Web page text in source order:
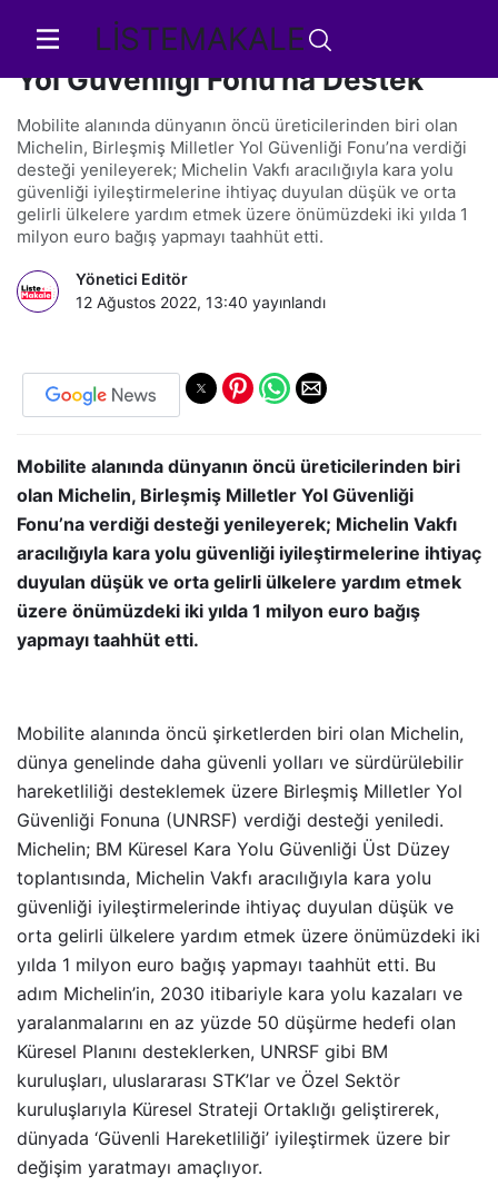
LİSTEMAKALE
Michelin’den, Birleşmiş Milletler
Yol Güvenliği Fonu’na Destek
Mobilite alanında dünyanın öncü üreticilerinden biri olan
Michelin, Birleşmiş Milletler Yol Güvenliği Fonu’na verdiği
desteği yenileyerek; Michelin Vakfı aracılığıyla kara yolu
güvenliği iyileştirmelerine ihtiyaç duyulan düşük ve orta
gelirli ülkelere yardım etmek üzere önümüzdeki iki yılda 1
milyon euro bağış yapmayı taahhüt etti.
Yönetici Editör
12 Ağustos 2022, 13:40 yayınlandı
Mobilite alanında dünyanın öncü üreticilerinden biri
olan Michelin, Birleşmiş Milletler Yol Güvenliği
Fonu’na verdiği desteği yenileyerek; Michelin Vakfı
aracılığıyla kara yolu güvenliği iyileştirmelerine ihtiyaç
duyulan düşük ve orta gelirli ülkelere yardım etmek
üzere önümüzdeki iki yılda 1 milyon euro bağış
yapmayı taahhüt etti.
Mobilite alanında öncü şirketlerden biri olan Michelin,
dünya genelinde daha güvenli yolları ve sürdürülebilir
hareketliliği desteklemek üzere Birleşmiş Milletler Yol
Güvenliği Fonuna (UNRSF) verdiği desteği yeniledi.
Michelin; BM Küresel Kara Yolu Güvenliği Üst Düzey
toplantısında, Michelin Vakfı aracılığıyla kara yolu
güvenliği iyileştirmelerinde ihtiyaç duyulan düşük ve
orta gelirli ülkelere yardım etmek üzere önümüzdeki iki
yılda 1 milyon euro bağış yapmayı taahhüt etti. Bu
adım Michelin’in, 2030 itibariyle kara yolu kazaları ve
yaralanmalarını en az yüzde 50 düşürme hedefi olan
Küresel Planını desteklerken, UNRSF gibi BM
kuruluşları, uluslararası STK’lar ve Özel Sektör
kuruluşlarıyla Küresel Strateji Ortaklığı geliştirerek,
dünyada ‘Güvenli Hareketliliği’ iyileştirmek üzere bir
değişim yaratmayı amaçlıyor.